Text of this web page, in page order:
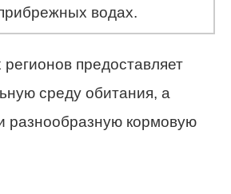
водах.
предоставляет
среду обитания, а
разнообразную кормовую